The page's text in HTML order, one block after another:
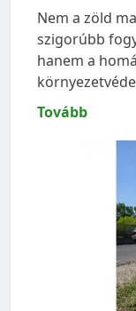
Nem a zöld
szigorúbb
hanem a
Tovább